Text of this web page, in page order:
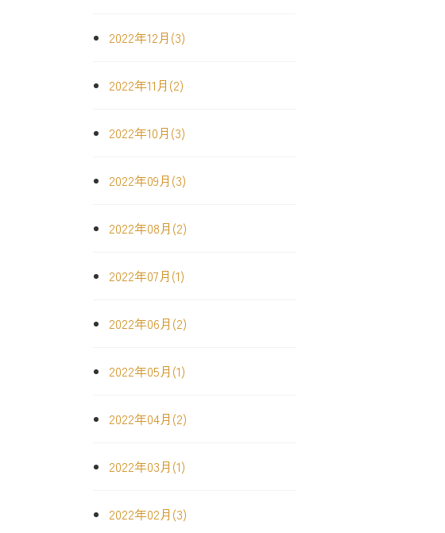
2022年12月(3)
2022年11月(2)
2022年10月(3)
2022年09月(3)
2022年08月(2)
2022年07月(1)
2022年06月(2)
2022年05月(1)
2022年04月(2)
2022年03月(1)
2022年02月(3)